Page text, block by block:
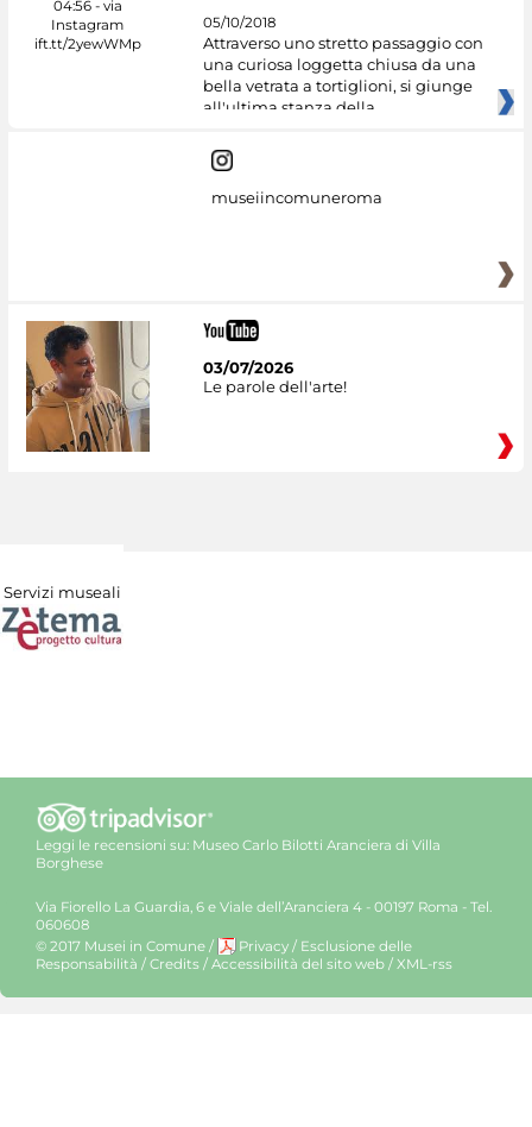
05/10/2018
Attraverso uno stretto passaggio con
una curiosa loggetta chiusa da una
bella vetrata a tortiglioni, si giunge
all'ultima stanza della
museiincomuneroma
03/07/2026
Le parole dell'arte!
Servizi museali
Leggi le recensioni su: Museo Carlo Bilotti Aranciera di Villa
Borghese
Via Fiorello La Guardia, 6 e Viale dell’Aranciera 4 - 00197 Roma - Tel.
060608
© 2017 Musei in Comune / Privacy / Esclusione delle
Responsabilità / Credits / Accessibilità del sito web / XML-rss